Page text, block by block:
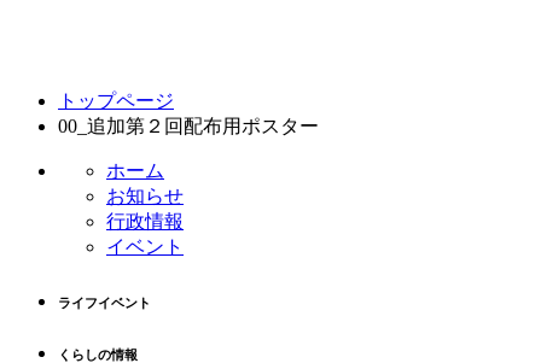
トップページ
00_追加第２回配布用ポスター
ホーム
お知らせ
行政情報
イベント
ライフイベント
くらしの情報